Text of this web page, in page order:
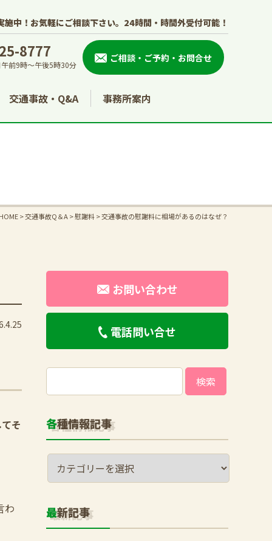
施中！お気軽にご相談下さい。 24時間・時間外受付可能！
8777
前9時～午後5時30分
ご相談・ご予約・お問合せ
交通事故・Q&A 事務所案内
>交通事故Q＆A >慰謝料>交通事故の慰謝料に相場があるのはなぜ？
そ
わ
お問い合わせ
電話問い合せ
索:
各種情報記事
最新記事